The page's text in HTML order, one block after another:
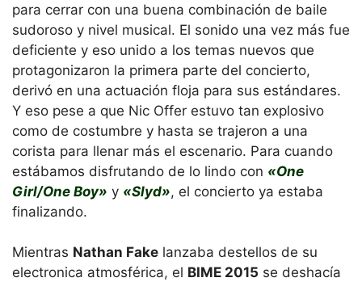
para cerrar con una buena combinación de baile
sudoroso y nivel musical. El sonido una vez más fue
deficiente y eso unido a los temas nuevos que
protagonizaron la primera parte del concierto,
derivó en una actuación floja para sus estándares.
Y eso pese a que Nic Offer estuvo tan explosivo
como de costumbre y hasta se trajeron a una
corista para llenar más el escenario. Para cuando
estábamos disfrutando de lo lindo con «One
Girl/One Boy» y «Slyd», el concierto ya estaba
finalizando.
Mientras Nathan Fake lanzaba destellos de su
electronica atmosférica, el BIME 2015 se deshacía